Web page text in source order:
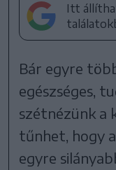
Itt
Bár egyre
egészséges,
szétnézünk a
tűnhet, hogy
egyre